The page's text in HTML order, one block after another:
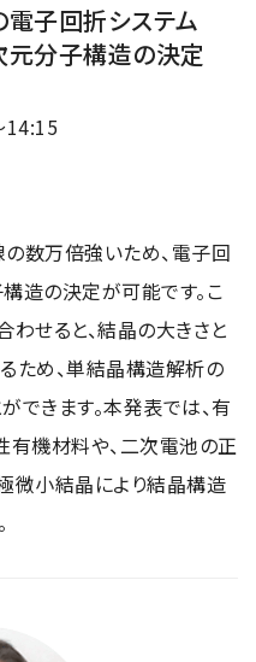
子回折システム
分子構造の決定
数万倍強いため、電子回
造の決定が可能です。こ
せると、結晶の大きさと
ため、単結晶構造解析の
きます。本発表では、有
機材料や、二次電池の正
微小結晶により結晶構造